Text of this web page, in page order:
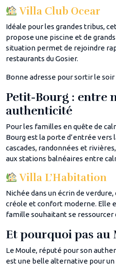
Villa Club Ocear
Idéale pour les grandes tribus,
propose une piscine et de
situation permet de rejoindre
restaurants du Gosier.
Bonne adresse pour sortir le soir
Petit-Bourg : entre
authenticité
Pour les familles en quête de
Bourg est la porte d’entrée vers
cascades, randonnées et
aux stations balnéaires entre
Villa L’Habitation
Nichée dans un écrin de
créole et confort moderne. Elle
famille souhaitant se ressourcer
Et pourquoi pas au
Le Moule, réputé pour son
est une belle alternative pour